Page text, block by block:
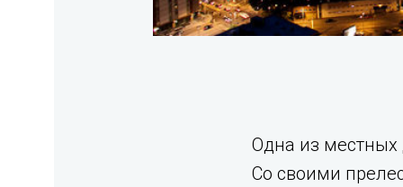
Одна из местных
Со своими